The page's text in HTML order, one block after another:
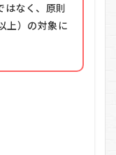
はなく、原則
上）の対象に